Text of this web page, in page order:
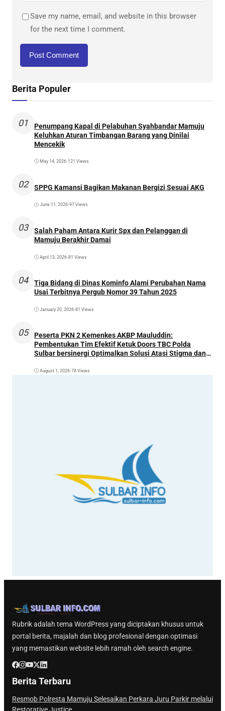
Save my name, email, and website in this browser
for the next time I comment.
Berita Populer
01
Penumpang Kapal di Pelabuhan Syahbandar Mamuju
Keluhkan Aturan Timbangan Barang yang Dinilai
Mencekik
May 14, 2026•121 Views
02 SPPG Kamansi Bagikan Makanan Bergizi Sesuai AKG
June 11, 2026•97 Views
03
Salah Paham Antara Kurir Spx dan Pelanggan di
Mamuju Berakhir Damai
April 13, 2026•81 Views
04
Tiga Bidang di Dinas Kominfo Alami Perubahan Nama
Usai Terbitnya Pergub Nomor 39 Tahun 2025
January 20, 2026•81 Views
05
Peserta PKN 2 Kemenkes AKBP Mauluddin:
Pembentukan Tim Efektif Ketuk Doors TBC Polda
Sulbar bersinergi Optimalkan Solusi Atasi Stigma dan
August 1, 2026•78 Views
Rubrik adalah tema WordPress yang diciptakan khusus untuk
portal berita, majalah dan blog profesional dengan optimasi
yang memastikan website lebih ramah oleh search engine.
Berita Terbaru
Resmob Polresta Mamuju Selesaikan Perkara Juru Parkir melalui
Restorative Justice